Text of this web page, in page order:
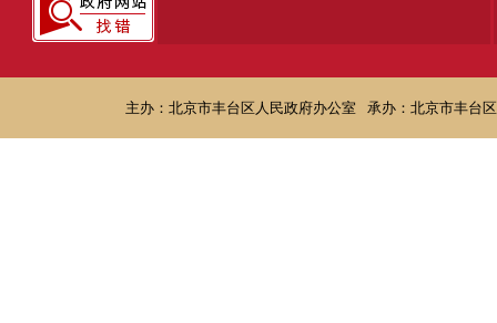
主办：北京市丰台区人民政府办公室 承办：北京市丰台